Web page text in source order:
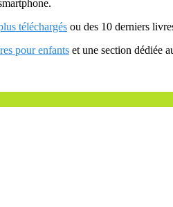
téléchargés ou des 10 derniers
pour enfants et une section dédiée